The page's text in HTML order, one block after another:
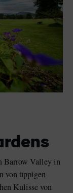
Barrow Valley in
von üppigen
Kulisse von